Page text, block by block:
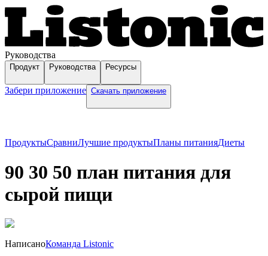
Руководства
Продукт Руководства Ресурсы
Забери приложение Скачать приложение
ПродуктыСравниЛучшие продуктыПланы питанияДиеты
90 30 50 план питания для
сырой пищи
НаписаноКоманда Listonic